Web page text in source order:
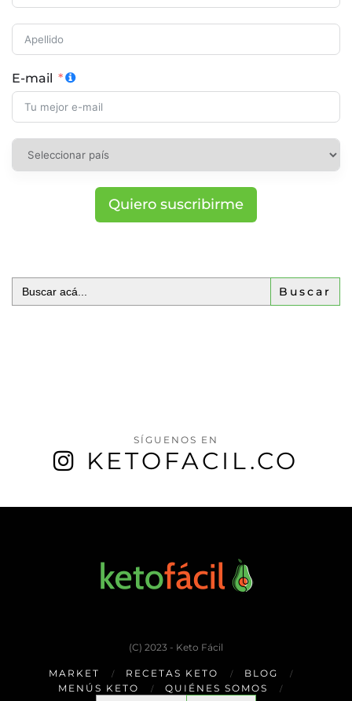
E-mail
Quiero suscribirme
Buscar:
SÍGUENOS EN
KETOFACIL.CO
(C) 2023 - Keto Fácil
MARKET RECETAS KETO
BLOG
MENÚS KETO
QUIÉNES SOMOS